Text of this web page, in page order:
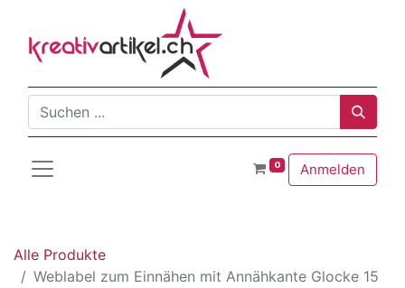
0 Anmelden
Alle Produkte
Weblabel zum Einnähen mit Annähkante Glocke 15